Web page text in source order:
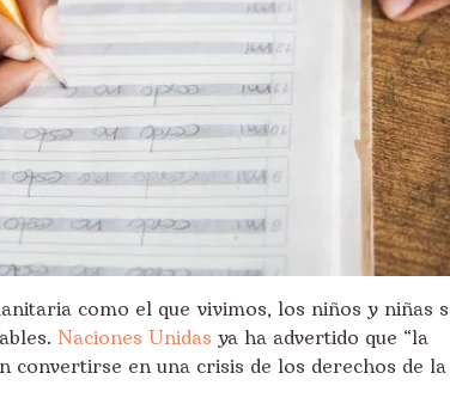
como el que vivimos, los niños y niñas
Naciones Unidas ya ha advertido que “la
convertirse en una crisis de los derechos de la